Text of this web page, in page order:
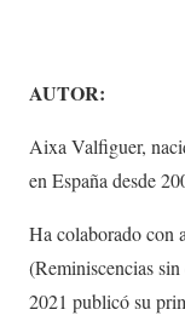
AUTOR:
Aixa Valfiguer,
en España desde
Ha colaborado con
(Reminiscencias
2021 publicó su